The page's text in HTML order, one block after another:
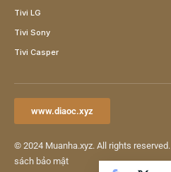
Tivi LG
Tivi Sony
Tivi Casper
www.diaoc.xyz
© 2024 Muanha.xyz. All rights reserved.
sách bảo mật